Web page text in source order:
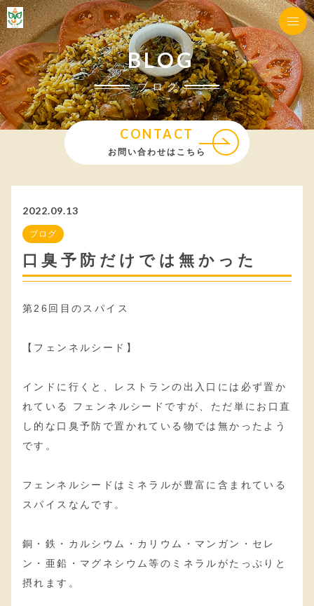
BLOG
ブログ
CONTACT
お問い合わせはこちら
2022.09.13
ブログ
口臭予防だけでは無かった
第26回目のスパイス
【フェンネルシード】
インドに行くと、レストランの出入口には必ず置か
れている フェンネルシードですが、ただ単にお口直
し的な口臭予防で置かれている物では無かったよう
です。
フェンネルシードはミネラルが豊富に含まれている
スパイスなんです。
銅・鉄・カルシウム・カリウム・マンガン・セレ
ン・亜鉛・マグネシウム等のミネラルがたっぷりと
摂れます。